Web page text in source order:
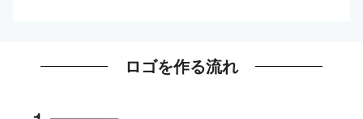
ロゴを作る流れ